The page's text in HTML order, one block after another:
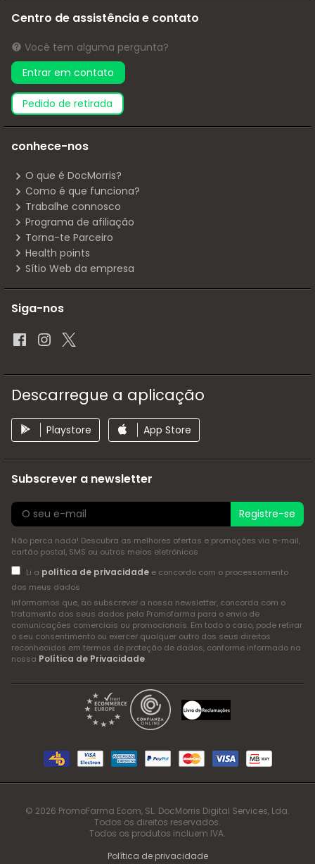
Centro de assistência e contato
Você tem alguma pergunta?
Entrar em contato
pedido de retirada
conhece-nos
O que é DocMorris?
Como é que funciona?
Trabalhe connosco
Programa de afiliação
Torna-te Parceiro
Health points
Sítio Web da empresa
Siga-nos
Descarregue a aplicação
Playstore App Store
Subscrever a newsletter
Registre-se
Não perca nada! Descubra as melhores ofertas e promoções via e-mail,
cartão postal, SMS ou outros meios eletrónicos
Li a política de privacidadee concordo com o processamento
dos meus dados
Informamos que, ao subscrever a nossa newsletter, concorda com o
tratamento dos seus dados pela Promofarma para o envio de
comunicações comerciais ou promocionais. Em todo o caso, pode retirar
o seu consentimento ou exercer qualquer outro dos seus direitos
reconhecidos em termos de proteção de dados, conforme informado na
nossa Política de Privacidade.
© 2026 PromoFarma Ecom, SL. DocMorris Digital Services, Lda.
Todos os direitos reservados.
Todos os produtos incluem IVA.
Política de privacidade